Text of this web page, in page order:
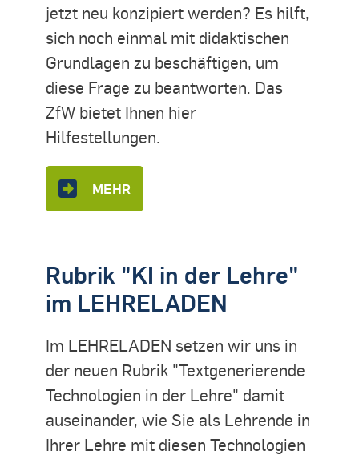
jetzt neu konzipiert werden? Es hilft,
sich noch einmal mit didaktischen
Grundlagen zu beschäftigen, um
diese Frage zu beantworten. Das
ZfW bietet Ihnen hier
Hilfestellungen.
MEHR
Rubrik "KI in der Lehre"
im LEHRELADEN
Im LEHRELADEN setzen wir uns in
der neuen Rubrik "Textgenerierende
Technologien in der Lehre" damit
auseinander, wie Sie als Lehrende in
Ihrer Lehre mit diesen Technologien